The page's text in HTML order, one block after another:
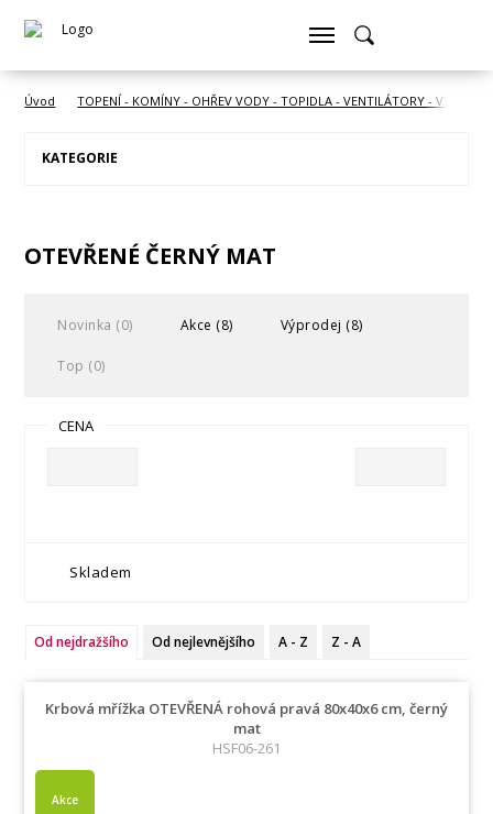
Úvod TOPENÍ - KOMÍNY - OHŘEV VODY - TOPIDLA - VENTILÁTORY -
KATEGORIE
OTEVŘENÉ ČERNÝ MAT
Novinka (0) Akce (8) Výprodej (8)
Top (0)
CENA
Skladem
Od nejdražšího Od nejlevnějšího A - Z Z - A
Krbová mřížka OTEVŘENÁ rohová pravá 80x40x6 cm, černý
mat
HSF06-261
Akce